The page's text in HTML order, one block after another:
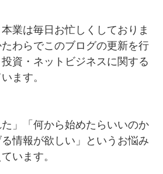
業は毎日お忙しくしておりま
わらでこのブログの更新を行
資・ネットビジネスに関する
ます。
た」「何から始めたらいいのか
情報が欲しい」というお悩み
います。